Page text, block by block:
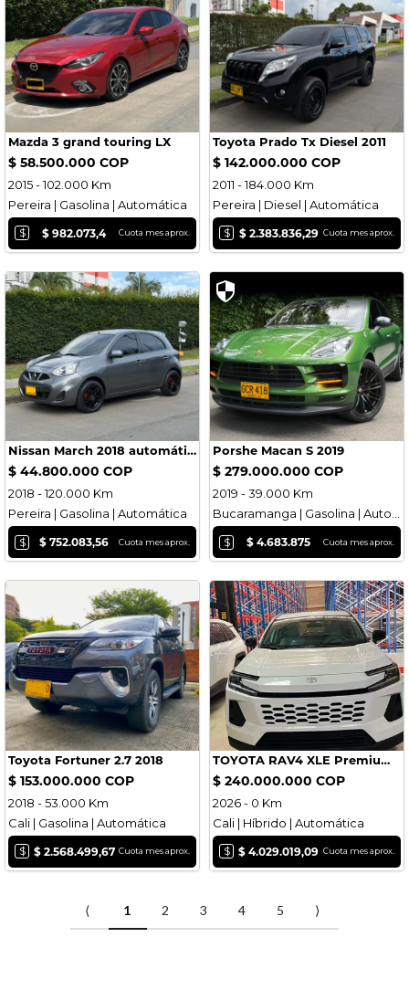
Mazda 3 grand touring LX
$ 58.500.000 COP
2015 - 102.000 Km
Pereira | Gasolina | Automática
$ $ 982.073,4 Cuota mes aprox.
Toyota Prado Tx Diesel 2011
$ 142.000.000 COP
2011 - 184.000 Km
Pereira | Diesel | Automática
$ $ 2.383.836,29 Cuota mes aprox.
Nissan March 2018 automático
$ 44.800.000 COP
2018 - 120.000 Km
Pereira | Gasolina | Automática
$ $ 752.083,56 Cuota mes aprox.
Porshe Macan S 2019
$ 279.000.000 COP
2019 - 39.000 Km
Bucaramanga | Gasolina | Automática
$ $ 4.683.875 Cuota mes aprox.
Toyota Fortuner 2.7 2018
$ 153.000.000 COP
2018 - 53.000 Km
Cali | Gasolina | Automática
$ $ 2.568.499,67 Cuota mes aprox.
TOYOTA RAV4 XLE Premium 2026
$ 240.000.000 COP
2026 - 0 Km
Cali | Híbrido | Automática
$ $ 4.029.019,09 Cuota mes aprox.
⟨ 1 2 3 4 5 ⟩